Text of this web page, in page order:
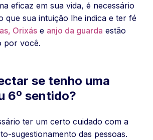
eficaz em sua vida, é necessário
que sua intuição lhe indica e ter fé
Orixás e anjo da guarda estão
por você.
se tenho uma
6º sentido?
ter um certo cuidado com a
sugestionamento das pessoas.